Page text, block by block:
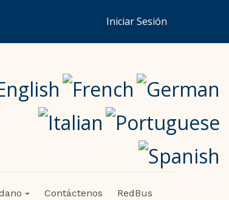
Iniciar Sesión
Contáctenos RedBus